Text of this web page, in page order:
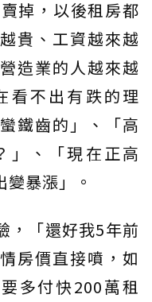
掉，以後租房都
貴、工資越來越
造業的人越來越
看不出有跌的理
鐵齒的」、「高
」、「現在正高
暴漲」。
，「還好我5年前
房價直接噴，如
多付快200萬租